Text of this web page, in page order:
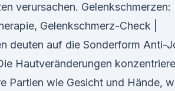
verursachen. Gelenkschmerzen:
Gelenkschmerz-Check |
deuten auf die Sonderform Anti-
Hautveränderungen
Partien wie Gesicht und Hände,